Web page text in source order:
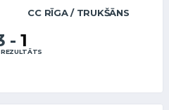
CC RĪGA / TRUKŠĀNS
- 1